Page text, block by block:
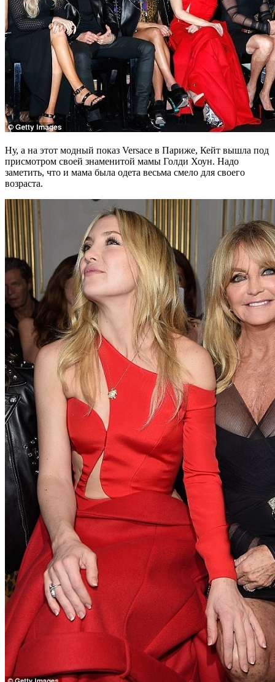
Ну, а на этот модный показ Versace в Париже, Кейт вышла под
присмотром своей знаменитой мамы Голди Хоун. Надо
заметить, что и мама была одета весьма смело для своего
возраста.